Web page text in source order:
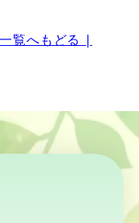
覧へもどる |